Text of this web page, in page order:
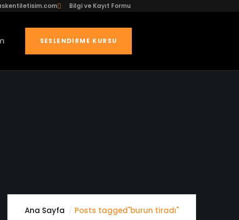
Bilgi ve Kayıt Formu
SESLENDIRME KURSU
Ana Sayfa Posts tagged"burun tiradı"